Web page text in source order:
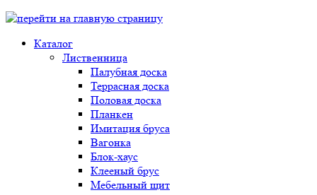
Каталог
Лиственница
Палубная доска
Террасная доска
Половая доска
Планкен
Имитация бруса
Вагонка
Блок-хаус
Клееный брус
Мебельный щит